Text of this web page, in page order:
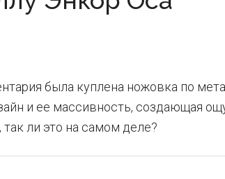
была куплена ножовка по
и ее массивность, создающая
ли это на самом деле?